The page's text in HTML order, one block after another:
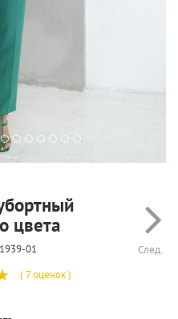
цвета
01 След.
( 7 оценок )